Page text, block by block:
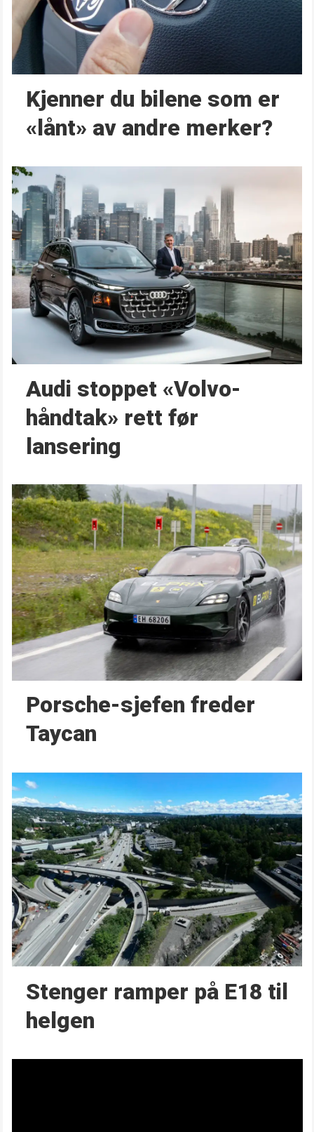
Kjenner du bilene som er
«lånt» av andre merker?
Audi stoppet «Volvo-
håndtak» rett før
lansering
Porsche-sjefen freder
Taycan
Stenger ramper på E18 til
helgen